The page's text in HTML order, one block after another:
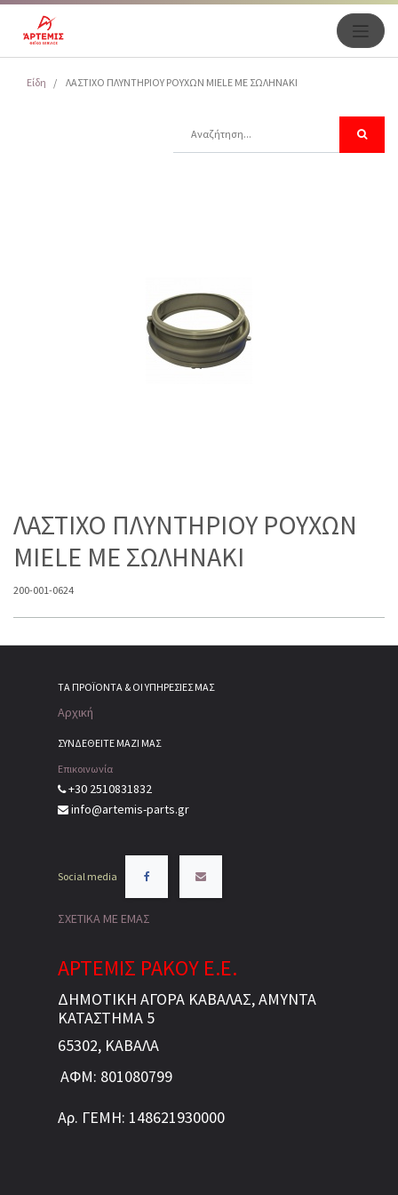
Είδη ΛΑΣΤΙΧΟ ΠΛΥΝΤΗΡΙΟΥ ΡΟΥΧΩΝ MIELE ME ΣΩΛΗΝΑΚΙ
ΛΑΣΤΙΧΟ ΠΛΥΝΤΗΡΙΟΥ ΡΟΥΧΩΝ
MIELE ME ΣΩΛΗΝΑΚΙ
200-001-0624
ΤΑ ΠΡΟΪΌΝΤΑ & ΟΙ ΥΠΗΡΕΣΊΕΣ ΜΑΣ
Αρχική
ΣΥΝΔΕΘΕΙΤΕ ΜΑΖΙ ΜΑΣ
Επικοινωνία
+30 2510831832
info@artemis-parts.gr
Social media
ΣΧΕΤΙΚΑ ΜΕ ΕΜΑΣ
ΑΡΤΕΜΙΣ ΡΑΚΟΥ Ε.Ε.
ΔΗΜΟΤΙΚΗ ΑΓΟΡΑ ΚΑΒΑΛΑΣ, ΑΜΥΝΤΑ
ΚΑΤΑΣΤΗΜΑ 5
65302, ΚΑΒΑΛΑ
ΑΦΜ: 801080799
Αρ. ΓΕΜΗ: 148621930000